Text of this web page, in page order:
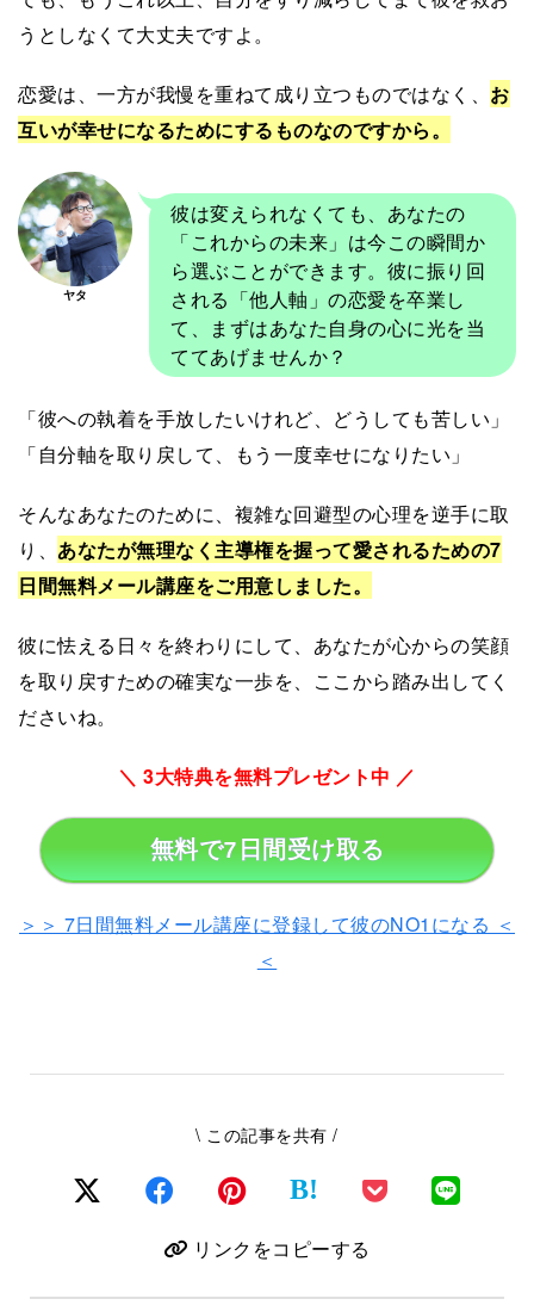
うとしなくて大丈夫ですよ。
恋愛は、一方が我慢を重ねて成り立つものではなく、 お
互いが幸せになるためにするものなのですから。
ヤタ
彼は変えられなくても、あなたの
「これからの未来」は今この瞬間か
ら選ぶことができます。彼に振り回
される「他人軸」の恋愛を卒業し
て、まずはあなた自身の心に光を当
ててあげませんか？
「彼への執着を手放したいけれど、どうしても苦しい」
「自分軸を取り戻して、もう一度幸せになりたい」
そんなあなたのために、複雑な回避型の心理を逆手に取
り、 あなたが無理なく主導権を握って愛されるための7
日間無料メール講座をご用意しました。
彼に怯える日々を終わりにして、あなたが心からの笑顔
を取り戻すための確実な一歩を、ここから踏み出してく
ださいね。
＼ 3大特典を無料プレゼント中 ／
無料で7日間受け取る
＞＞ 7日間無料メール講座に登録して彼のNO1になる ＜
＜
\ この記事を共有 /
B!
リンクをコピーする